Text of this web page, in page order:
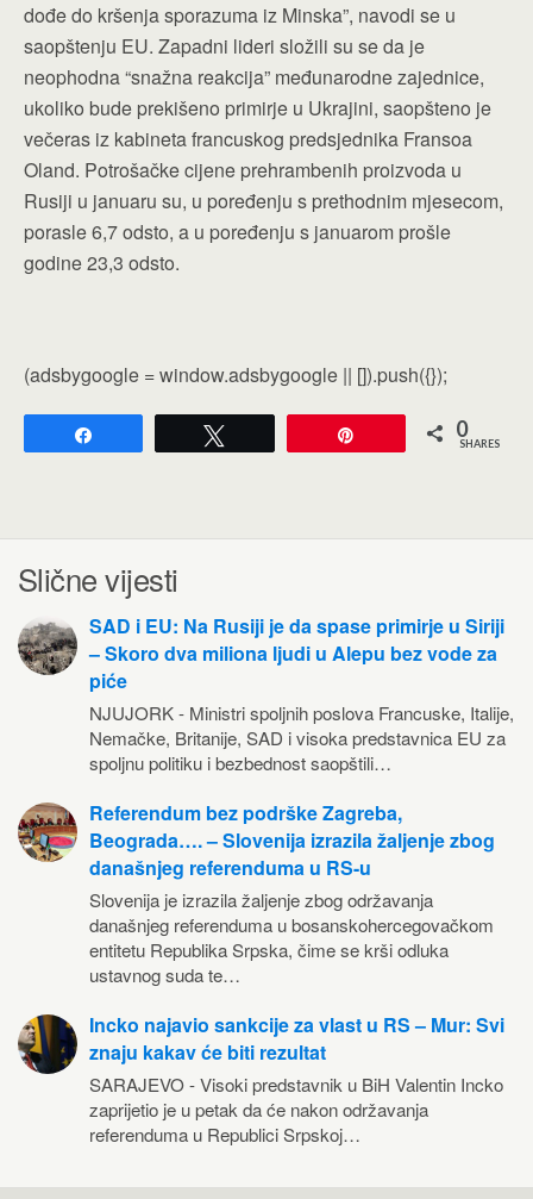
dođe do kršenja sporazuma iz Minska”, navodi se u
saopštenju EU. Zapadni lideri složili su se da je
neophodna “snažna reakcija” međunarodne zajednice,
ukoliko bude prekišeno primirje u Ukrajini, saopšteno je
večeras iz kabineta francuskog predsjednika Fransoa
Oland. Potrošačke cijene prehrambenih proizvoda u
Rusiji u januaru su, u poređenju s prethodnim mjesecom,
porasle 6,7 odsto, a u poređenju s januarom prošle
godine 23,3 odsto.
(adsbygoogle = window.adsbygoogle || []).push({});
0
SHARES
Slične vijesti
SAD i EU: Na Rusiji je da spase primirje u Siriji
– Skoro dva miliona ljudi u Alepu bez vode za
piće
NJUJORK - Ministri spoljnih poslova Francuske, Italije,
Nemačke, Britanije, SAD i visoka predstavnica EU za
spoljnu politiku i bezbednost saopštili…
Referendum bez podrške Zagreba,
Beograda…. – Slovenija izrazila žaljenje zbog
današnjeg referenduma u RS-u
Slovenija je izrazila žaljenje zbog održavanja
današnjeg referenduma u bosanskohercegovačkom
entitetu Republika Srpska, čime se krši odluka
ustavnog suda te…
Incko najavio sankcije za vlast u RS – Mur: Svi
znaju kakav će biti rezultat
SARAJEVO - Visoki predstavnik u BiH Valentin Incko
zaprijetio je u petak da će nakon održavanja
referenduma u Republici Srpskoj…